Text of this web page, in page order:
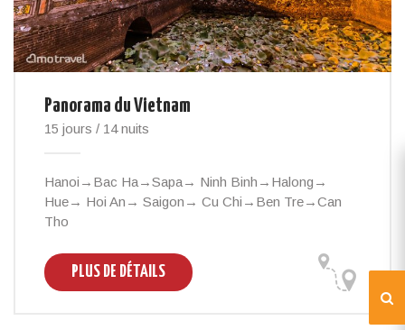
Panorama du Vietnam
15 jours / 14 nuits
Hanoi→Bac Ha→Sapa→ Ninh Binh→Halong→
Hue→ Hoi An→ Saigon→ Cu Chi→Ben Tre→Can
Tho
PLUS DE DÉTAILS